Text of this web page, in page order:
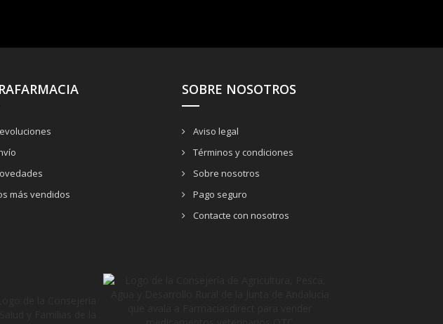
más vendidos
SOBRE NOSOTROS
Aviso legal
Términos y condiciones
Sobre nosotros
Pago seguro
Contacte con nosotros